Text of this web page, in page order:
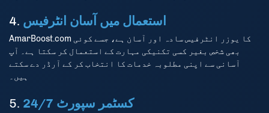
4. استعمال میں آسان انٹرفیس
AmarBoost.com کا یوزر انٹرفیس سادہ اور آسان ہے، جسے کوئی
بھی شخص بغیر کسی تکنیکی مہارت کے استعمال کر سکتا ہے۔ آپ
آسانی سے اپنی مطلوبہ خدمات کا انتخاب کر کے آرڈر دے سکتے
ہیں۔
5. 24/7 کسٹمر سپورٹ